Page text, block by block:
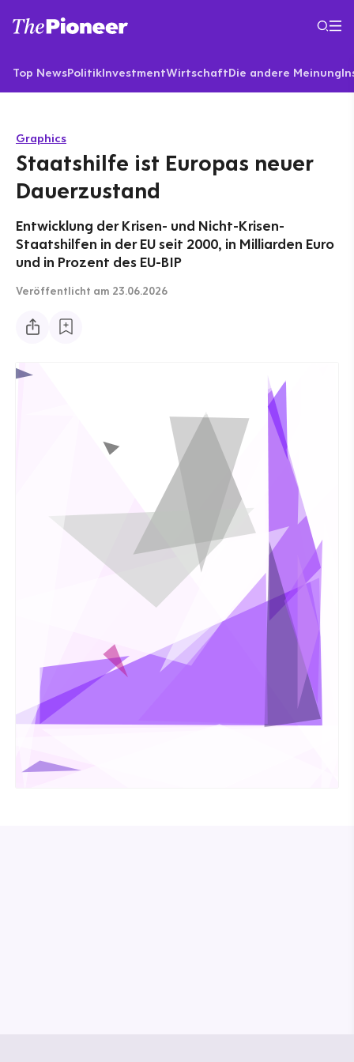
Top NewsPolitikInvestmentWirtschaftDie andere Meinung
Graphics
Staatshilfe ist Europas neuer
Dauerzustand
Entwicklung der Krisen- und Nicht-Krisen-
Staatshilfen in der EU seit 2000, in Milliarden Euro
und in Prozent des EU-BIP
Veröffentlicht am 23.06.2026